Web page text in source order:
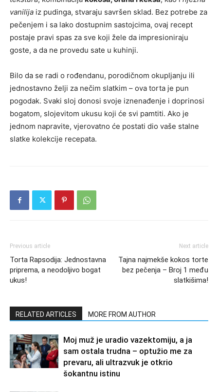
vanilija iz pudinga, stvaraju savršen sklad. Bez potrebe za
pečenjem i sa lako dostupnim sastojcima, ovaj recept
postaje pravi spas za sve koji žele da impresioniraju
goste, a da ne provedu sate u kuhinji.
Bilo da se radi o rođendanu, porodičnom okupljanju ili
jednostavno želji za nečim slatkim – ova torta je pun
pogodak. Svaki sloj donosi svoje iznenađenje i doprinosi
bogatom, slojevitom ukusu koji će svi pamtiti. Ako je
jednom napravite, vjerovatno će postati dio vaše stalne
slatke kolekcije recepata.
Previous article
Torta Rapsodija: Jednostavna
priprema, a neodoljivo bogat
ukus!
Next article
Tajna najmekše kokos torte
bez pečenja – Broj 1 među
slatkišima!
RELATED ARTICLES MORE FROM AUTHOR
Moj muž je uradio vazektomiju, a ja
sam ostala trudna – optužio me za
prevaru, ali ultrazvuk je otkrio
šokantnu istinu